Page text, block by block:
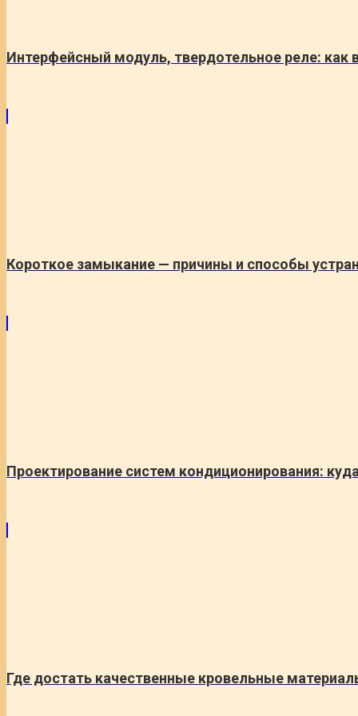
Интерфейсный модуль, твердотельное реле: как
Короткое замыкание — причины и способы
Проектирование систем кондиционирования:
Где достать качественные кровельные